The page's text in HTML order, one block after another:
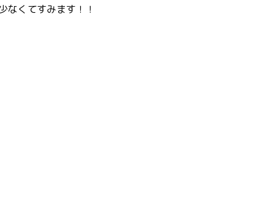
なくてすみます！！